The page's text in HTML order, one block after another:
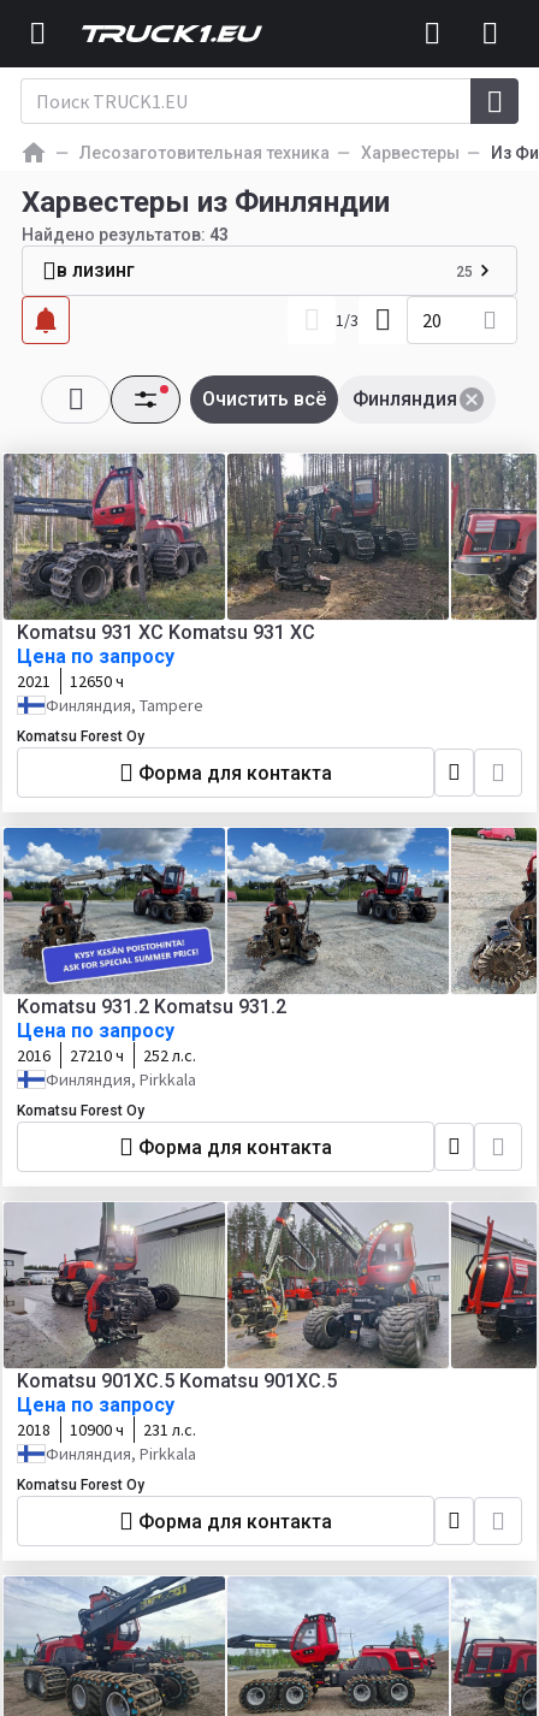
Лесозаготовительная техника Харвестеры Из
Харвестеры из Финляндии
Найдено результатов: 43
в лизинг 25
1/3 20
Финляндия
Очистить всё
Komatsu 931 XC Komatsu 931 XC
Цена по запросу
2021
12650 ч
Финляндия, Tampere
Komatsu Forest Oy
Форма для контакта
Komatsu 931.2 Komatsu 931.2
Цена по запросу
2016 27210 ч
252 л.с.
Финляндия, Pirkkala
Komatsu Forest Oy
Форма для контакта
Komatsu 901XC.5 Komatsu 901XC.5
Цена по запросу
2018 10900 ч
231 л.с.
Финляндия, Pirkkala
Komatsu Forest Oy
Форма для контакта